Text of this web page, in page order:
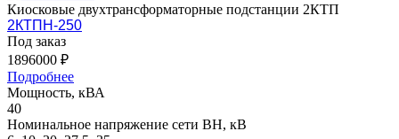
Киосковые двухтрансформаторные подстанции 2КТП
2КТПН-250
Под заказ
1896000 ₽
Подробнее
Мощность, кВА
40
Номинальное напряжение сети ВН, кВ